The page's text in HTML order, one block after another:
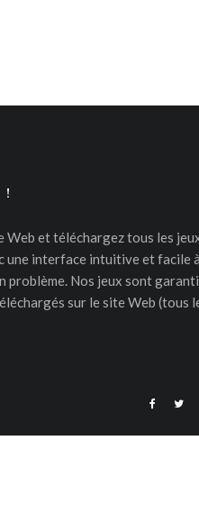
!
Web et téléchargez tous les
une interface intuitive et facile
problème. Nos jeux sont
sur le site Web (tous